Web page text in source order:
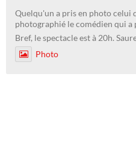
Quelqu'un a pris en photo celui
photographié le comédien qui a
Bref, le spectacle est à 20h.
Photo